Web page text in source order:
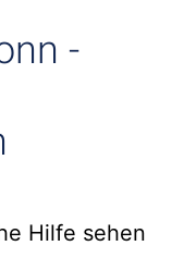
-
Hilfe sehen